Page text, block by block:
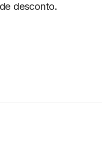
desconto.